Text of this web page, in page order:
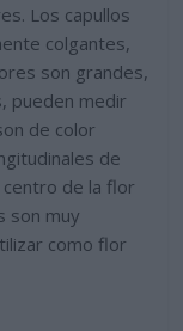
Los capullos
colgantes,
son grandes,
pueden medir
de color
de
de la flor
son muy
como flor